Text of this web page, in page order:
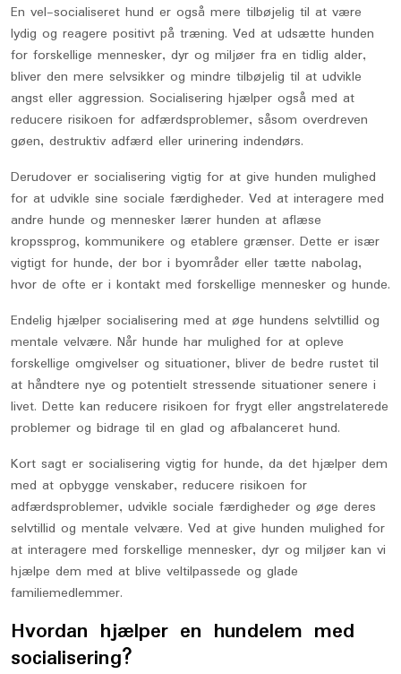
En vel-socialiseret hund er også mere tilbøjelig til at være
lydig og reagere positivt på træning. Ved at udsætte hunden
for forskellige mennesker, dyr og miljøer fra en tidlig alder,
bliver den mere selvsikker og mindre tilbøjelig til at udvikle
angst eller aggression. Socialisering hjælper også med at
reducere risikoen for adfærdsproblemer, såsom overdreven
gøen, destruktiv adfærd eller urinering indendørs.
Derudover er socialisering vigtig for at give hunden mulighed
for at udvikle sine sociale færdigheder. Ved at interagere med
andre hunde og mennesker lærer hunden at aflæse
kropssprog, kommunikere og etablere grænser. Dette er især
vigtigt for hunde, der bor i byområder eller tætte nabolag,
hvor de ofte er i kontakt med forskellige mennesker og hunde.
Endelig hjælper socialisering med at øge hundens selvtillid og
mentale velvære. Når hunde har mulighed for at opleve
forskellige omgivelser og situationer, bliver de bedre rustet til
at håndtere nye og potentielt stressende situationer senere i
livet. Dette kan reducere risikoen for frygt eller angstrelaterede
problemer og bidrage til en glad og afbalanceret hund.
Kort sagt er socialisering vigtig for hunde, da det hjælper dem
med at opbygge venskaber, reducere risikoen for
adfærdsproblemer, udvikle sociale færdigheder og øge deres
selvtillid og mentale velvære. Ved at give hunden mulighed for
at interagere med forskellige mennesker, dyr og miljøer kan vi
hjælpe dem med at blive veltilpassede og glade
familiemedlemmer.
Hvordan hjælper en hundelem med
socialisering?